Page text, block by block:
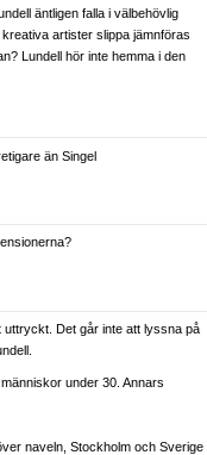
äntligen falla i välbehövlig
artister slippa jämnföras
Lundell hör inte hemma i den
än Singel
uttryckt. Det går inte att lyssna på
under 30. Annars
naveln, Stockholm och Sverige